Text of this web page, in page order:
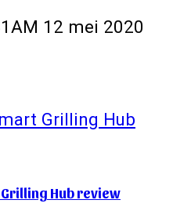
12 mei 2020
Hub review